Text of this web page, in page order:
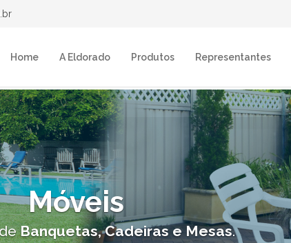
Home A Eldorado Produtos Representantes
Colheita, Garrafeiras e Industrial.